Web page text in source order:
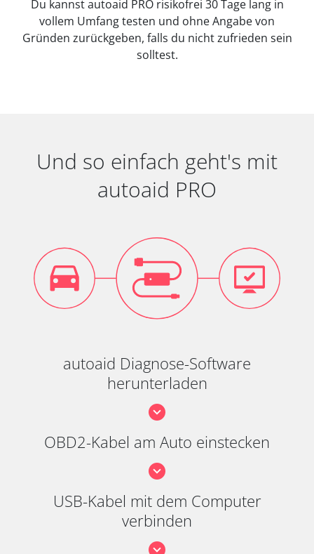
Du kannst autoaid PRO risikofrei 30 Tage lang in
vollem Umfang testen und ohne Angabe von
Gründen zurückgeben, falls du nicht zufrieden sein
solltest.
Und so einfach geht's mit
autoaid PRO
autoaid Diagnose-Software
herunterladen
OBD2-Kabel am Auto einstecken
USB-Kabel mit dem Computer
verbinden